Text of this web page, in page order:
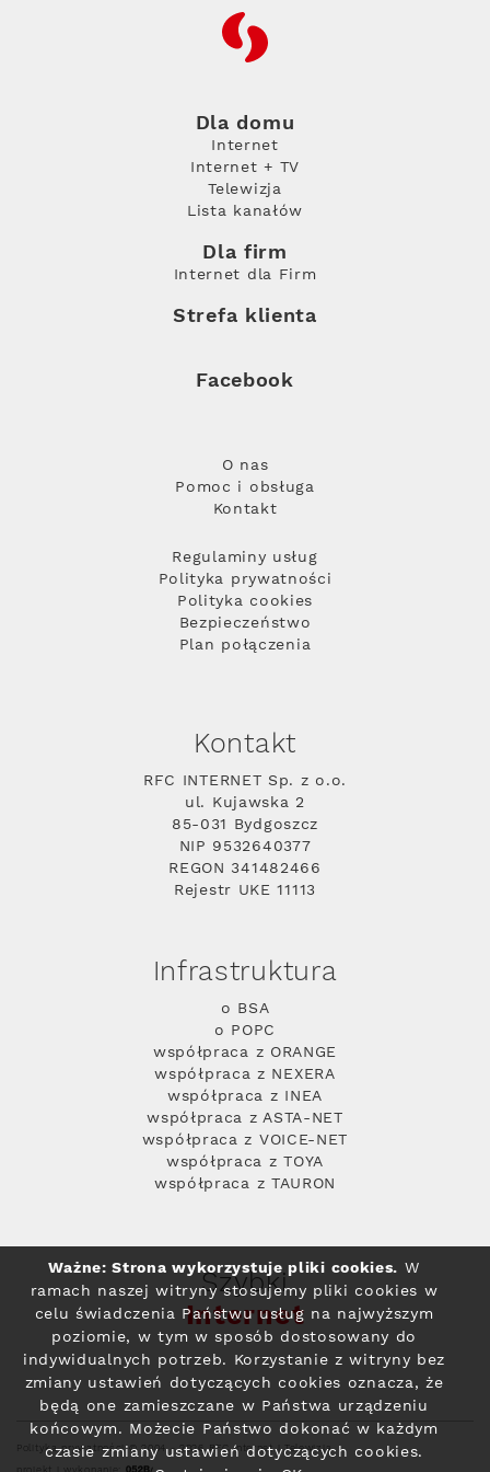
RFC
Dla domu
Internet
Internet + TV
Telewizja
Lista kanałów
Dla firm
Internet dla Firm
Strefa klienta
Facebook
O nas
Pomoc i obsługa
Kontakt
Regulaminy usług
Polityka prywatności
Polityka cookies
Bezpieczeństwo
Plan połączenia
Kontakt
RFC INTERNET Sp. z o.o.
ul. Kujawska 2
85-031 Bydgoszcz
NIP 9532640377
REGON 341482466
Rejestr UKE 11113
Infrastruktura
o BSA
o POPC
współpraca z ORANGE
współpraca z NEXERA
współpraca z INEA
współpraca z ASTA-NET
współpraca z VOICE-NET
współpraca z TOYA
współpraca z TAURON
Szybki
Internet
Polityka prywatności© 2004 - 2026 RFC Internet i Telewizja
Ważne: Strona wykorzystuje pliki cookies. W
ramach naszej witryny stosujemy pliki cookies w
celu świadczenia Państwu usług na najwyższym
poziomie, w tym w sposób dostosowany do
indywidualnych potrzeb. Korzystanie z witryny bez
zmiany ustawień dotyczących cookies oznacza, że
będą one zamieszczane w Państwa urządzeniu
końcowym. Możecie Państwo dokonać w każdym
czasie zmiany ustawień dotyczących cookies.